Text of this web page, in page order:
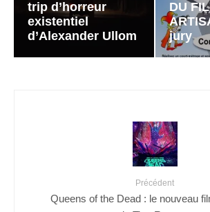
trip d’horreur
existentiel
d’Alexander Ullom
DU
jury
Précédent
Queens of the Dead : le nouveau